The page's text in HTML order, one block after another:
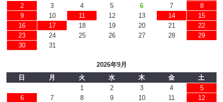
2
3 4 5 6 7
8
9
10 11 12 13 14
15
16
17 18 19 20 21
22
23
24 25 26 27 28
29
30
31
2026年9月
日
月 火 水 木 金
土
1
2 3 4
5
6
7 8 9 10 11
12